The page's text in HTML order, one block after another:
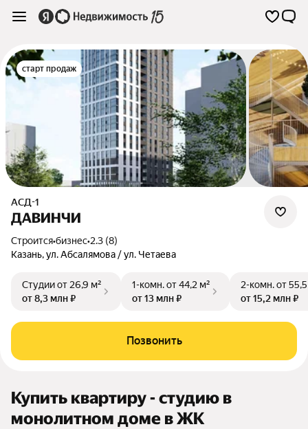
старт продаж
АСД-1
ДАВИНЧИ
Строится•бизнес•2.3 (8)
Казань,ул. Абсалямова / ул. Четаева
Студииот 26,9 м²
от 8,3 млн ₽
1-комн.от 44,2 м²
от 13 млн ₽
2-комн.от
от 15,2 млн ₽
Позвонить
Купить квартиру - студию в
монолитном доме в ЖК